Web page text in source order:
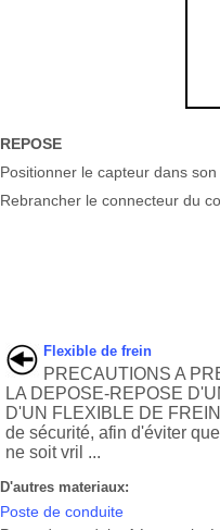
REPOSE
Positionner le capteur dans
Rebrancher le connecteur du
Flexible de frein
PRECAUTIONS A
LA DEPOSE-REPOSE
D'UN FLEXIBLE DE
de sécurité, afin d'éviter
ne soit vril ...
D'autres materiaux:
Poste de conduite